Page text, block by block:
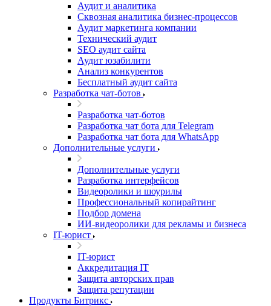
Аудит и аналитика
Сквозная аналитика бизнес-процессов
Аудит маркетинга компании
Технический аудит
SEO аудит сайта
Аудит юзабилити
Анализ конкурентов
Бесплатный аудит сайта
Разработка чат-ботов
Разработка чат-ботов
Разработка чат бота для Telegram
Разработка чат бота для WhatsApp
Дополнительные услуги
Дополнительные услуги
Разработка интерфейсов
Видеоролики и шоурилы
Профессиональный копирайтинг
Подбор домена
ИИ-видеоролики для рекламы и бизнеса
IT-юрист
IT-юрист
Аккредитация IT
Защита авторских прав
Защита репутации
Продукты Битрикс